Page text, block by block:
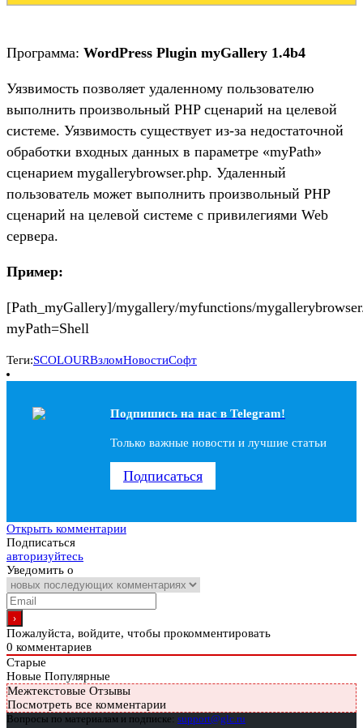
Программа: WordPress Plugin myGallery 1.4b4
Уязвимость позволяет удаленному пользователю
выполнить произвольный PHP сценарий на целевой
системе. Уязвимость существует из-за недостаточной
обработки входных данных в параметре «myPath»
сценарием mygallerybrowser.php. Удаленный
пользователь может выполнить произвольный PHP
сценарий на целевой системе с привилегиями Web
сервера.
Пример:
[Path_myGallery]/mygallery/myfunctions/
myPath=Shell
Теги:SCOLOURВзломНовостиСофт
Подпишись на наc в Telegram!
Только важные новости и лучшие статьи
Подписаться
Открыть комментарии
Подписаться
авторизуйтесь
Уведомить о
Пожалуйста, войдите, чтобы прокомментировать
0 комментариев
Старые
Новые Популярные
Межтекстовые Отзывы
Посмотреть все комментарии
Вопросы по материалам и подписке: support@glc.ru